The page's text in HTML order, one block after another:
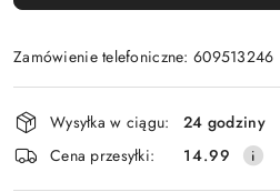
Zamówienie telefoniczne: 609513246
Wyślij
Dostępność
i
dostawa
Wysyłka w ciągu:
24 godziny
Cena przesyłki:
14.99